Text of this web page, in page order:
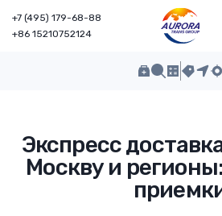
+7 (495) 179-68-88
+86 15210752124
Экспресс
Москву и